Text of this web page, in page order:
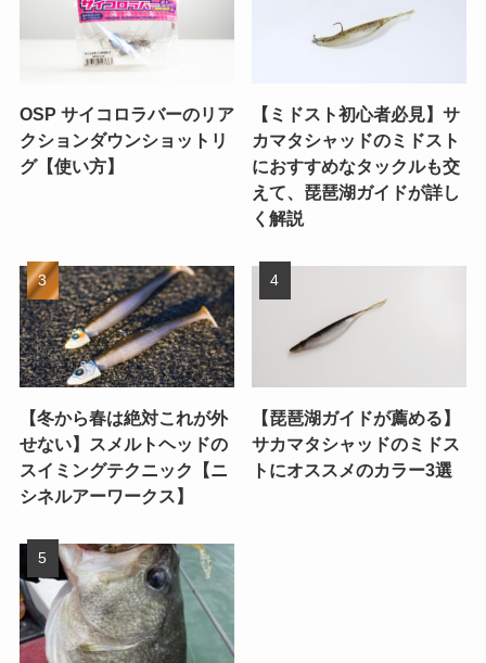
OSP サイコロラバーのリア
クションダウンショットリ
グ【使い方】
【ミドスト初心者必見】サ
カマタシャッドのミドスト
におすすめなタックルも交
えて、琵琶湖ガイドが詳し
く解説
【冬から春は絶対これが外
せない】スメルトヘッドの
スイミングテクニック【ニ
シネルアーワークス】
【琵琶湖ガイドが薦める】
サカマタシャッドのミドス
トにオススメのカラー3選